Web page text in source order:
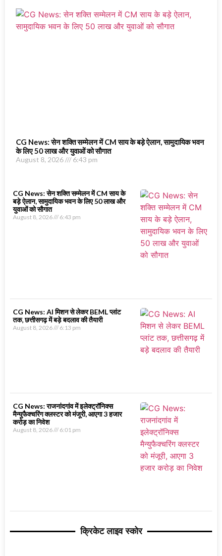
CG News: सेन शक्ति सम्मेलन में CM साय के बड़े ऐलान, सामुदायिक भवन
के लिए 50 लाख और युवाओं को सौगात
August 8, 2026 6:43 pm
CG News: सेन शक्ति सम्मेलन में CM साय के
बड़े ऐलान, सामुदायिक भवन के लिए 50 लाख और
युवाओं को सौगात
August 8, 2026 6:43 pm
CG News: AI मिशन से लेकर BEML प्लांट
तक, छत्तीसगढ़ में बड़े बदलाव की तैयारी
August 8, 2026 6:13 pm
CG News: राजनांदगांव में इलेक्ट्रॉनिक्स
मैन्युफैक्चरिंग क्लस्टर को मंजूरी, आएगा 3 हजार
करोड़ का निवेश
August 8, 2026 6:01 pm
क्रिकेट लाइव स्कोर